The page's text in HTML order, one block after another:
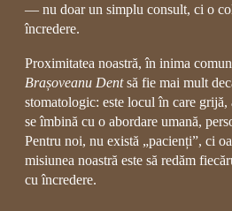
— nu doar un simplu consult, ci o
încredere.
Proximitatea noastră, în inima
Brașoveanu Dentsă fie mai mult
stomatologic: este locul în care
se îmbină cu o abordare umană,
Pentru noi, nu există „pacienți”, ci
misiunea noastră este să redăm
cu încredere.